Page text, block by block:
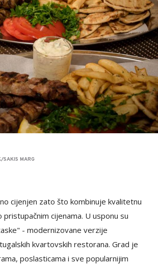
SAKIS MARG
cijenjen zato što kombinuje kvalitetnu
pristupačnim cijenama. U usponu su
- modernizovane verzije
kvartovskih restorana. Grad je
poslasticama i sve popularnijim